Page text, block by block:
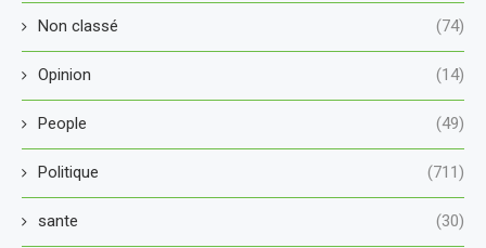
Non classé (74)
Opinion (14)
People (49)
Politique (711)
sante (30)